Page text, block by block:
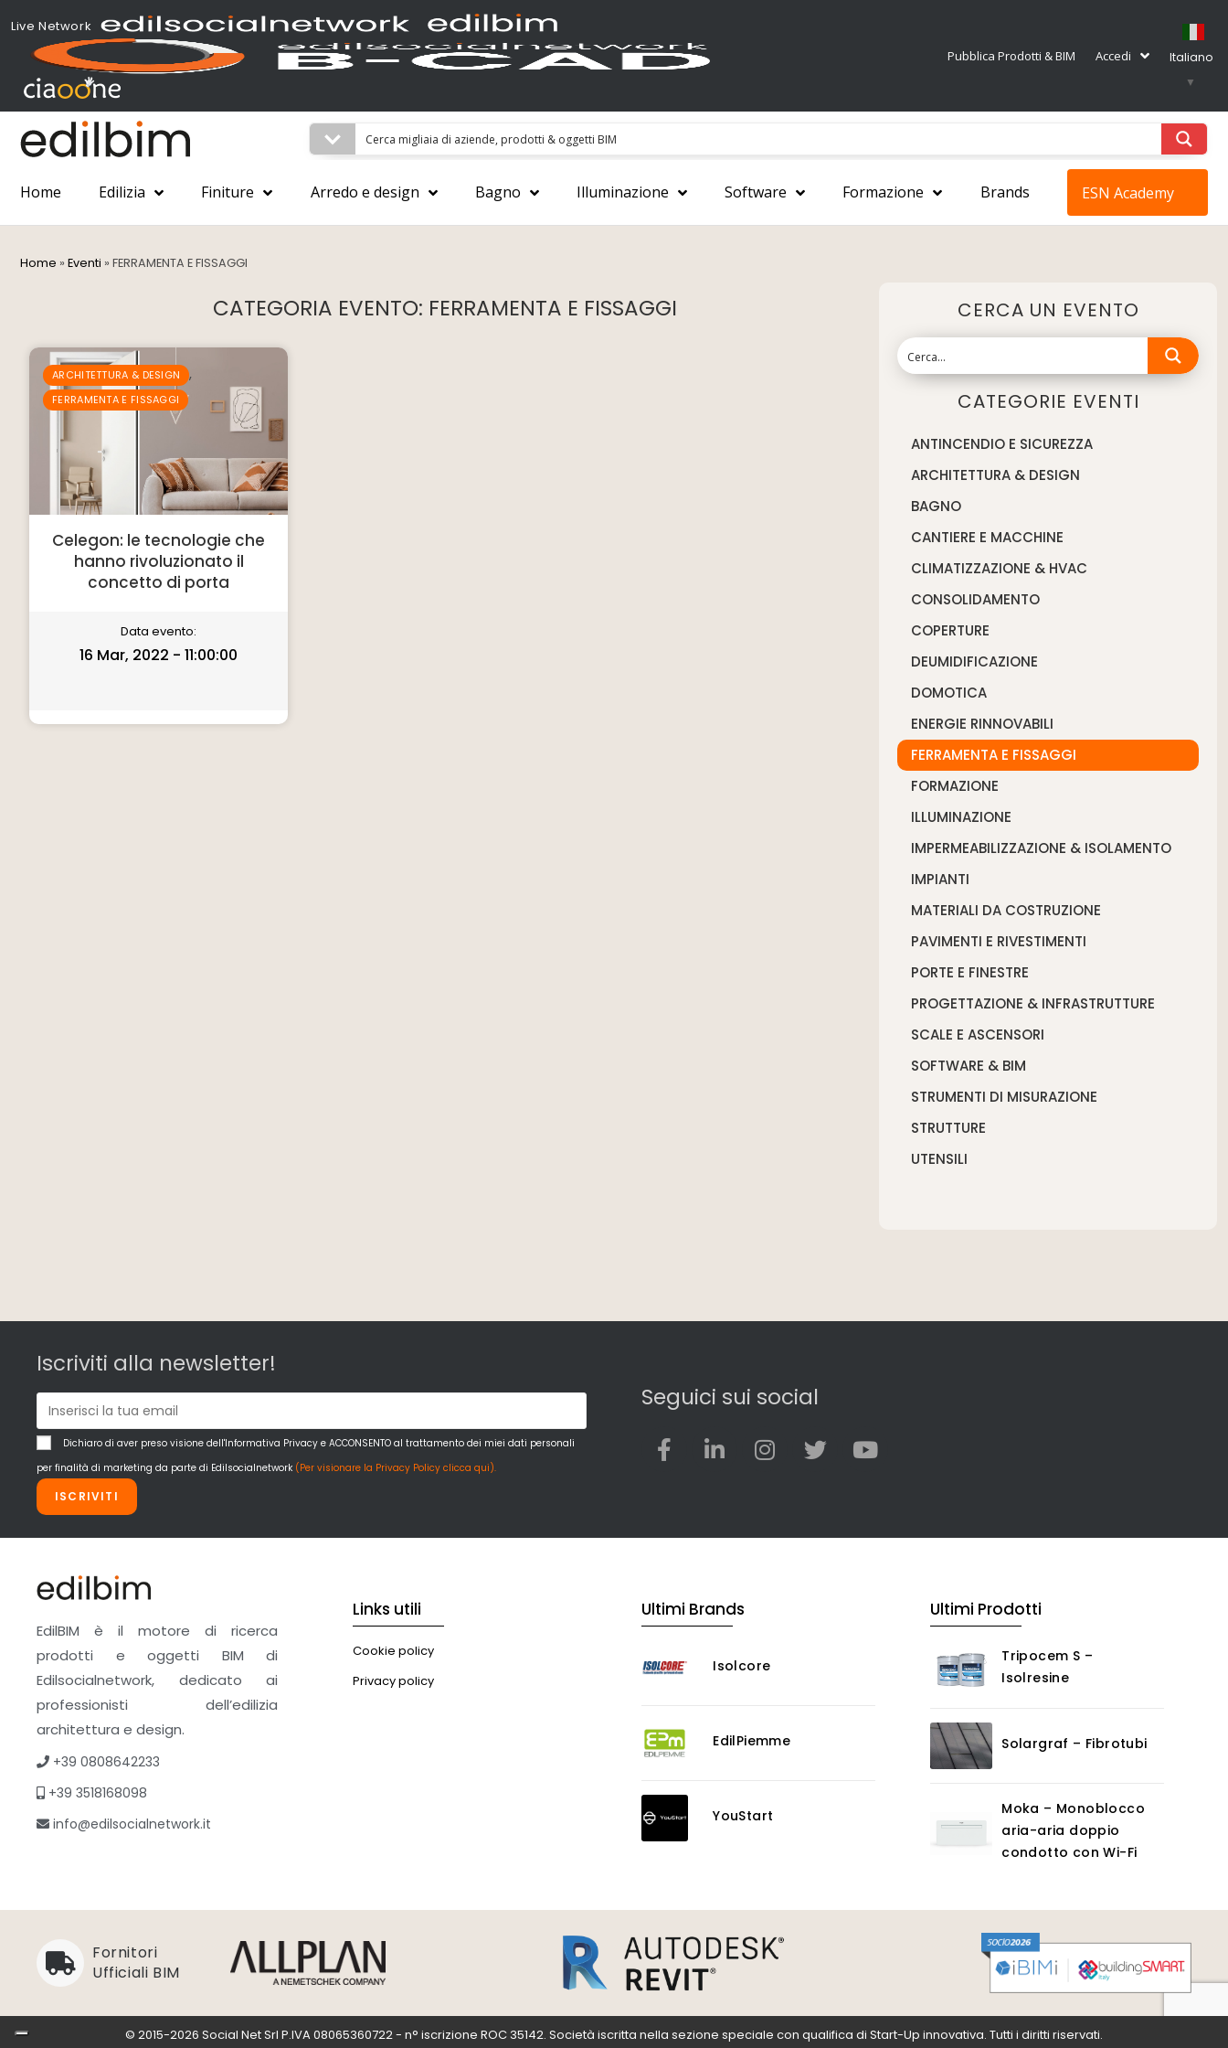
Live Network
Pubblica Prodotti & BIM Accedi
Italiano
▼
Home Edilizia Finiture Arredo e design Bagno Illuminazione Software Formazione Brands ESN Academy
Home » Eventi » FERRAMENTA E FISSAGGI
CATEGORIA EVENTO: FERRAMENTA E FISSAGGI
Celegon: le tecnologie che
hanno rivoluzionato il
concetto di porta
Data evento:
16 Mar, 2022 - 11:00:00
ARCHITETTURA & DESIGN ,
FERRAMENTA E FISSAGGI
CERCA UN EVENTO
CATEGORIE EVENTI
ANTINCENDIO E SICUREZZA
ARCHITETTURA & DESIGN
BAGNO
CANTIERE E MACCHINE
CLIMATIZZAZIONE & HVAC
CONSOLIDAMENTO
COPERTURE
DEUMIDIFICAZIONE
DOMOTICA
ENERGIE RINNOVABILI
FERRAMENTA E FISSAGGI
FORMAZIONE
ILLUMINAZIONE
IMPERMEABILIZZAZIONE & ISOLAMENTO
IMPIANTI
MATERIALI DA COSTRUZIONE
PAVIMENTI E RIVESTIMENTI
PORTE E FINESTRE
PROGETTAZIONE & INFRASTRUTTURE
SCALE E ASCENSORI
SOFTWARE & BIM
STRUMENTI DI MISURAZIONE
STRUTTURE
UTENSILI
Iscriviti alla newsletter!
Dichiaro di aver preso visione dell'Informativa Privacy e ACCONSENTO al trattamento dei miei dati personali
per finalità di marketing da parte di Edilsocialnetwork (Per visionare la Privacy Policy clicca qui).
ISCRIVITI
Seguici sui social
EdilBIM è il motore di ricerca
prodotti e oggetti BIM di
Edilsocialnetwork, dedicato ai
professionisti dell’edilizia
architettura e design.
+39 0808642233
+39 3518168098
info@edilsocialnetwork.it
Links utili
Cookie policy
Privacy policy
Ultimi Brands
Isolcore
EdilPiemme
YouStart
Ultimi Prodotti
Tripocem S –
Isolresine
Solargraf – Fibrotubi
Moka – Monoblocco
aria-aria doppio
condotto con Wi-Fi
Fornitori
Ufficiali BIM
© 2015-2026 Social Net Srl P.IVA 08065360722 - n° iscrizione ROC 35142. Società iscritta nella sezione speciale con qualifica di Start-Up innovativa. Tutti i diritti riservati.